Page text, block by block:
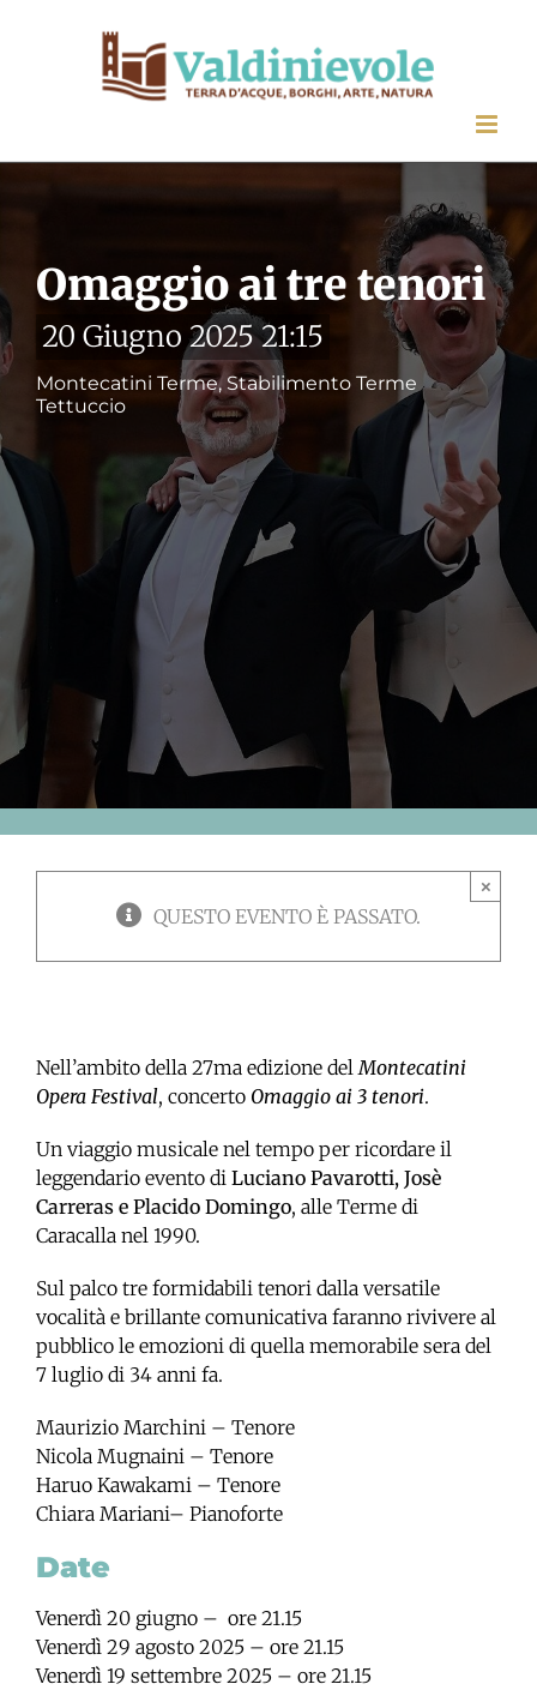
Omaggio ai tre tenori
20 Giugno 2025 21:15
Montecatini Terme, Stabilimento Terme
Tettuccio
QUESTO EVENTO È PASSATO.
×
Nell’ambito della 27ma edizione del Montecatini
Opera Festival, concerto Omaggio ai 3 tenori.
Un viaggio musicale nel tempo per ricordare il
leggendario evento di Luciano Pavarotti, Josè
Carreras e Placido Domingo, alle Terme di
Caracalla nel 1990.
Sul palco tre formidabili tenori dalla versatile
vocalità e brillante comunicativa faranno rivivere al
pubblico le emozioni di quella memorabile sera del
7 luglio di 34 anni fa.
Maurizio Marchini – Tenore
Nicola Mugnaini – Tenore
Haruo Kawakami – Tenore
Chiara Mariani– Pianoforte
Date
Venerdì 20 giugno – ore 21.15
Venerdì 29 agosto 2025 – ore 21.15
Venerdì 19 settembre 2025 – ore 21.15